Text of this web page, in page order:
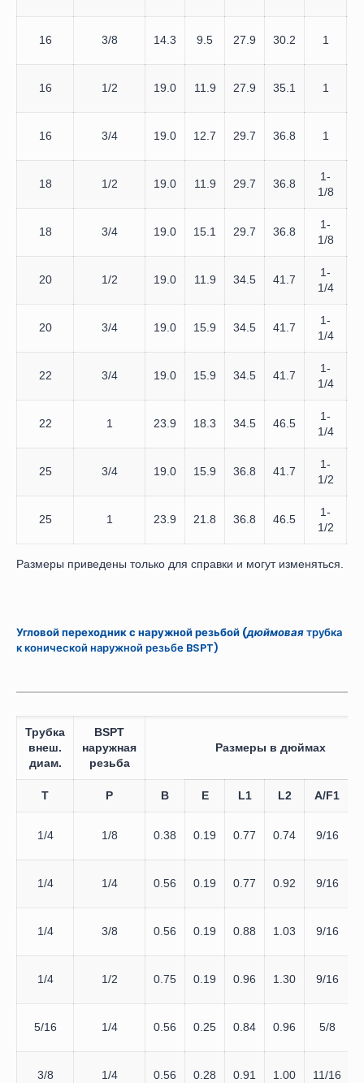
16 3/8 14.3 9.5 27.9 30.2 1
16 1/2 19.0 11.9 27.9 35.1 1
16 3/4 19.0 12.7 29.7 36.8 1
18 1/2 19.0 11.9 29.7 36.8
1-
1/8
18 3/4 19.0 15.1 29.7 36.8
1-
1/8
20 1/2 19.0 11.9 34.5 41.7
1-
1/4
20 3/4 19.0 15.9 34.5 41.7
1-
1/4
22 3/4 19.0 15.9 34.5 41.7
1-
1/4
22 1 23.9 18.3 34.5 46.5
1-
1/4
25 3/4 19.0 15.9 36.8 41.7
1-
1/2
25 1 23.9 21.8 36.8 46.5
1-
1/2
Размеры приведены только для справки и могут изменяться.
Угловой переходник с наружной резьбой (дюймоваятрубка
к конической наружной резьбе BSPT)
Трубка
внеш.
диам.
BSPT
наружная
резьба
Размеры в дюймах
T P B E L1 L2 A/F1
1/4 1/8 0.38 0.19 0.77 0.74 9/16
1/4 1/4 0.56 0.19 0.77 0.92 9/16
1/4 3/8 0.56 0.19 0.88 1.03 9/16
1/4 1/2 0.75 0.19 0.96 1.30 9/16
5/16 1/4 0.56 0.25 0.84 0.96 5/8
3/8 1/4 0.56 0.28 0.91 1.00 11/16